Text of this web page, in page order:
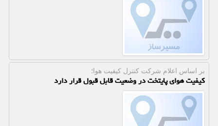
بر اساس اعلام شركت كنترل كیفیت هوا؛
کیفیت هوای پایتخت در وضعیت قابل قبول قرار دارد